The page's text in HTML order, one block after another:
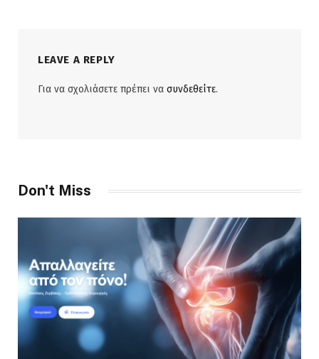
LEAVE A REPLY
Για να σχολιάσετε πρέπει να συνδεθείτε.
Don't Miss